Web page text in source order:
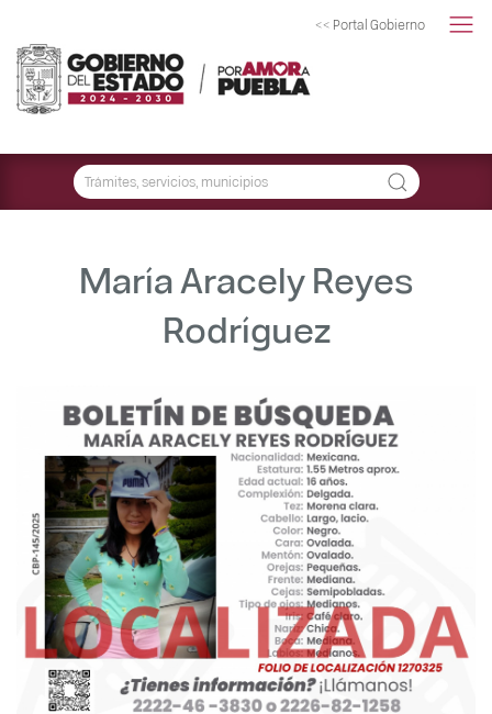
<< Portal Gobierno
María Aracely Reyes
Rodríguez